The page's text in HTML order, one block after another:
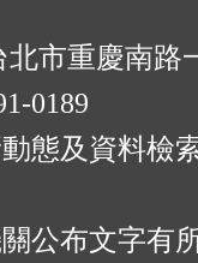
北市重慶南路
0189
態及資料檢
公布文字有